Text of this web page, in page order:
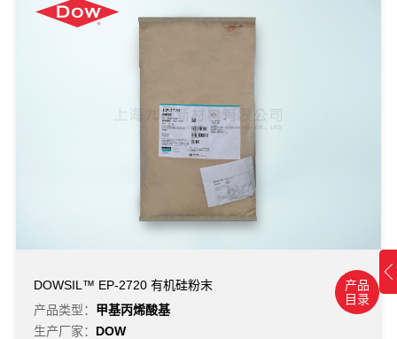
产品
目录
DOWSIL™ EP-2720 有机硅粉末
产品类型： 甲基丙烯酸基
生产厂家： DOW